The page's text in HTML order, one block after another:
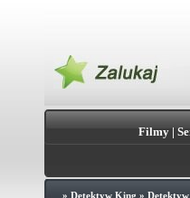
Filmy|
» Detektyw King »